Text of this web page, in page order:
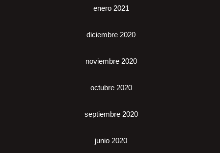
enero 2021
diciembre 2020
noviembre 2020
octubre 2020
septiembre 2020
junio 2020